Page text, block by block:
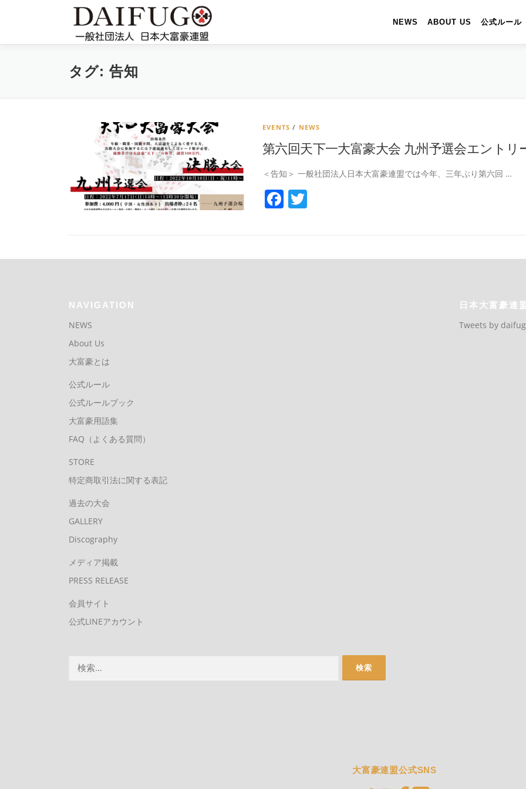
ン
NEWS ABOUT US 公式ルール
タグ: 告知
EVENTS / NEWS
第六回天下一大富豪大会 九州予選会エントリ
＜告知＞ 一般社団法人日本大富豪連盟では今年、三年ぶり第六回 …
Facebook
NAVIGATION
NEWS
About Us
大富豪とは
公式ルール
公式ルールブック
大富豪用語集
FAQ（よくある質問）
STORE
特定商取引法に関する表記
過去の大会
GALLERY
Discography
メディア掲載
PRESS RELEASE
会員サイト
公式LINEアカウント
日本大富豪連
Tweets by
大富豪連盟公式SNS